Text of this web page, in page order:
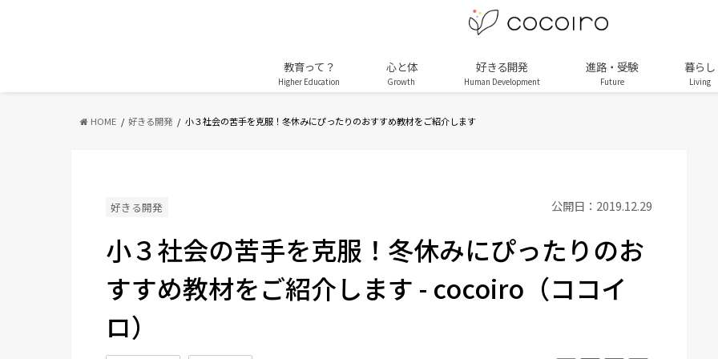
教育って？
Higher Education
心と体
Growth
好きる開発
Human Development
進路・受験
Future
暮らし
Living
HOME 好きる開発 小３社会の苦手を克服！冬休みにぴったりのおすすめ教材をご紹介します
好きる開発 公開日：2019.12.29
小３社会の苦手を克服！冬休みにぴったりのお
すすめ教材をご紹介します - cocoiro（ココイ
ロ）